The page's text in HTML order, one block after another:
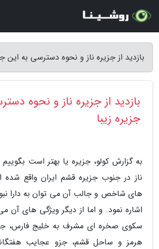
بازدید از جزیره ناز و نحوه دسترسی به این
بازدید از جزیره ناز و نحوه
جزیره زیبا
به گزارش کولو، جزیره یا بهتر است
ناز در جنوب جزیره قشم ایران واقع شده
های شاخص و جالب آن می توان به دارا
اشاره نمود. و اما از دیگر ویژگی های آن
سکوی صخره ای مشرف به خلیج فارس،
هرمز و ساحل قشم، جزو عجایب